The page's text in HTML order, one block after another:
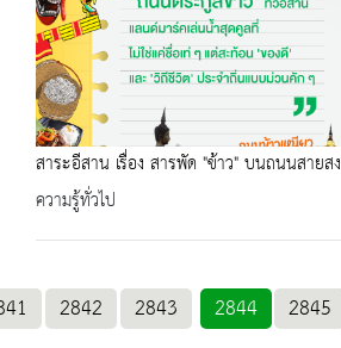
สาระอีสาน เรื่อง สารพัด "ข้าว" บนถนนสาย
ความรู้ทั่วไป
2842 2843 2844 2845